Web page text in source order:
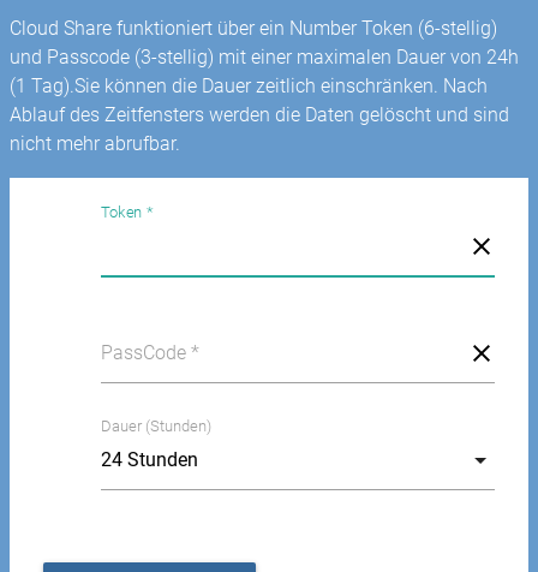
Cloud Share funktioniert über ein Number Token (6-stellig)
und Passcode (3-stellig) mit einer maximalen Dauer von 24h
(1 Tag).Sie können die Dauer zeitlich einschränken. Nach
Ablauf des Zeitfensters werden die Daten gelöscht und sind
nicht mehr abrufbar.
Token *
pass
PassCode *
pass
Dauer (Stunden)